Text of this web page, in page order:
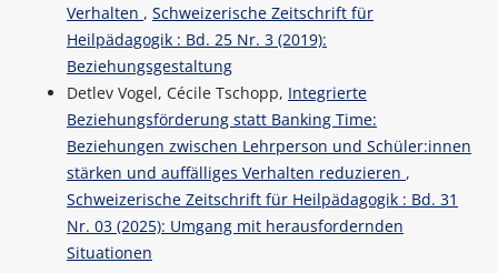
Verhalten , Schweizerische Zeitschrift für
Heilpädagogik : Bd. 25 Nr. 3 (2019):
Beziehungsgestaltung
Detlev Vogel, Cécile Tschopp, Integrierte
Beziehungsförderung statt Banking Time:
Beziehungen zwischen Lehrperson und Schüler:innen
stärken und auffälliges Verhalten reduzieren ,
Schweizerische Zeitschrift für Heilpädagogik : Bd. 31
Nr. 03 (2025): Umgang mit herausfordernden
Situationen